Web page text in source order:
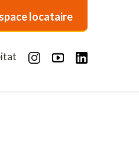
locataire